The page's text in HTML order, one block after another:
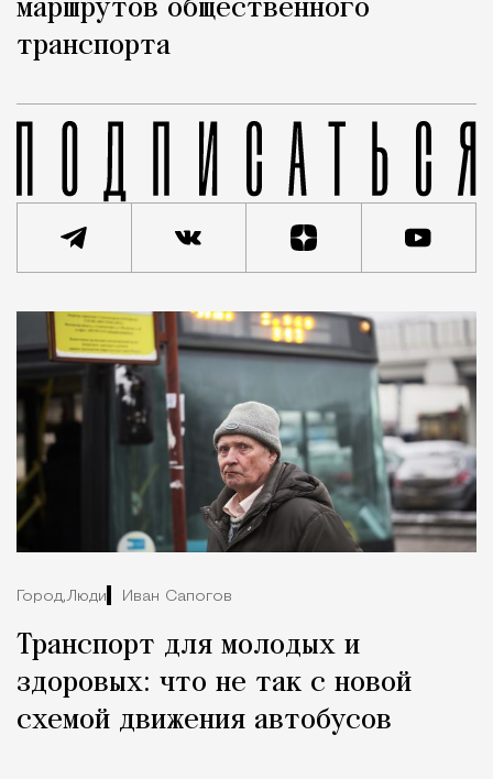
маршрутов общественного
транспорта
Город,Люди Иван Сапогов
Транспорт для молодых и
здоровых: что не так с новой
схемой движения автобусов